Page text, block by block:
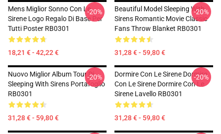
Mens Miglior Sonno Con Le
Sirene Logo Regalo Di Base Per
Tutti Poster RB0301
18,21 € - 42,22 €
-20%
Beautiful Model Sleeping With
Sirens Romantic Movie Classic
Fans Throw Blanket RB0301
31,28 € - 59,80 €
-20%
Nuovo Miglior Album Tour Di
Sleeping With Sirens Portafoglio
RB0301
31,28 € - 59,80 €
-20%
Dormire Con Le Sirene Dormire
Con Le Sirene Dormire Con Le
Sirene Lavello RB0301
31,28 € - 59,80 €
-20%